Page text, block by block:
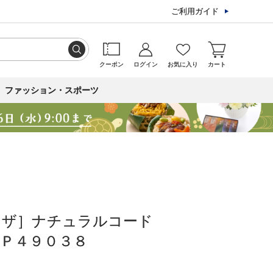
ご利用ガイド
クーポン ログイン お気に入り カート
ファッション・スポーツ
］ナチュラルコード
９０３８